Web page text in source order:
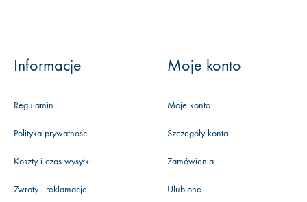
Informacje
Regulamin
Polityka prywatności
Koszty i czas wysyłki
Zwroty i reklamacje
Moje konto
Moje konto
Szczegóły konta
Zamówienia
Ulubione